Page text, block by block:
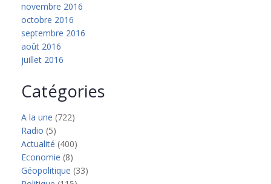
novembre 2016
octobre 2016
septembre 2016
août 2016
juillet 2016
Catégories
A la une (722)
Radio (5)
Actualité (400)
Economie (8)
Géopolitique (33)